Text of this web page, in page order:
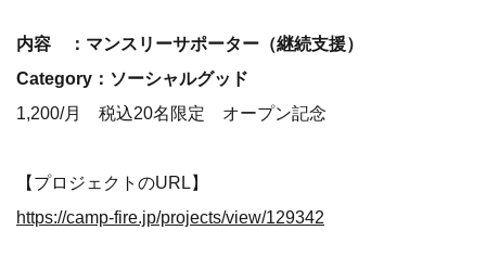
内容 ：マンスリーサポーター（継続支援）
Category：ソーシャルグッド
1,200/月 税込20名限定 オープン記念
【プロジェクトのURL】
https://camp-fire.jp/projects/view/129342